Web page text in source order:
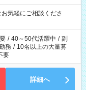
気軽にご相談くださ
/ 40～50代活躍中 / 副
務 / 10名以上の大量募
要
詳細へ